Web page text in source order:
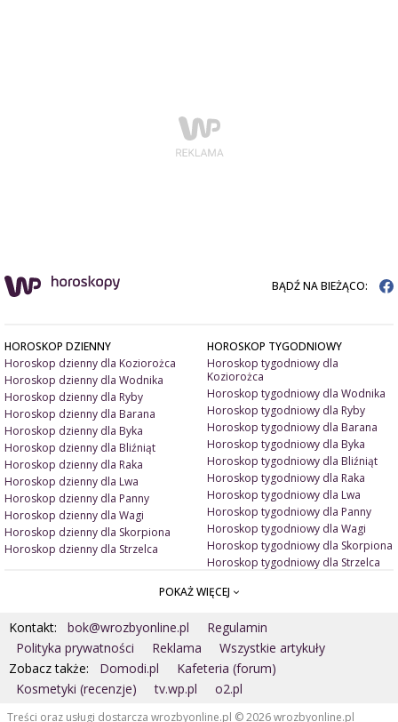
BĄDŹ NA BIEŻĄCO:
HOROSKOP DZIENNY
Horoskop dzienny dla Koziorożca
Horoskop dzienny dla Wodnika
Horoskop dzienny dla Ryby
Horoskop dzienny dla Barana
Horoskop dzienny dla Byka
Horoskop dzienny dla Bliźniąt
Horoskop dzienny dla Raka
Horoskop dzienny dla Lwa
Horoskop dzienny dla Panny
Horoskop dzienny dla Wagi
Horoskop dzienny dla Skorpiona
Horoskop dzienny dla Strzelca
HOROSKOP TYGODNIOWY
Horoskop tygodniowy dla
Koziorożca
Horoskop tygodniowy dla Wodnika
Horoskop tygodniowy dla Ryby
Horoskop tygodniowy dla Barana
Horoskop tygodniowy dla Byka
Horoskop tygodniowy dla Bliźniąt
Horoskop tygodniowy dla Raka
Horoskop tygodniowy dla Lwa
Horoskop tygodniowy dla Panny
Horoskop tygodniowy dla Wagi
Horoskop tygodniowy dla Skorpiona
Horoskop tygodniowy dla Strzelca
Pieniądze i dobrobyt
Doradztwo duchowe
Wróżby ogólne
Numerologia
Kamienie
ZNAK ZODIAKU A
Jak ubrać się na randkę?
Jakie kolory ją/ jego uwiodą?
Jak ją/ jego uwieść?
MAGIA
Artykuły
POKAŻ WIĘCEJ
Kontakt: bok@wrozbyonline.pl
Regulamin
Polityka prywatności
Reklama
Wszystkie artykuły
Zobacz także:
Domodi.pl
Kafeteria (forum)
Kosmetyki (recenzje)
tv.wp.pl o2.pl
Treści oraz usługi dostarcza wrozbyonline.pl © 2026 wrozbyonline.pl